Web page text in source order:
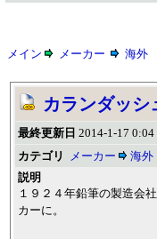
メイン メーカー 海外
カランダッ
最終更新日 2014-1-17 0:04
カテゴリ
メーカー
海外
説明
１９２４年鉛筆の製造会
カーに。